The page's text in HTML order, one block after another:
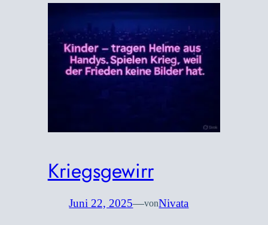
Kriegsgewirr
Juni 22, 2025—vonNivata